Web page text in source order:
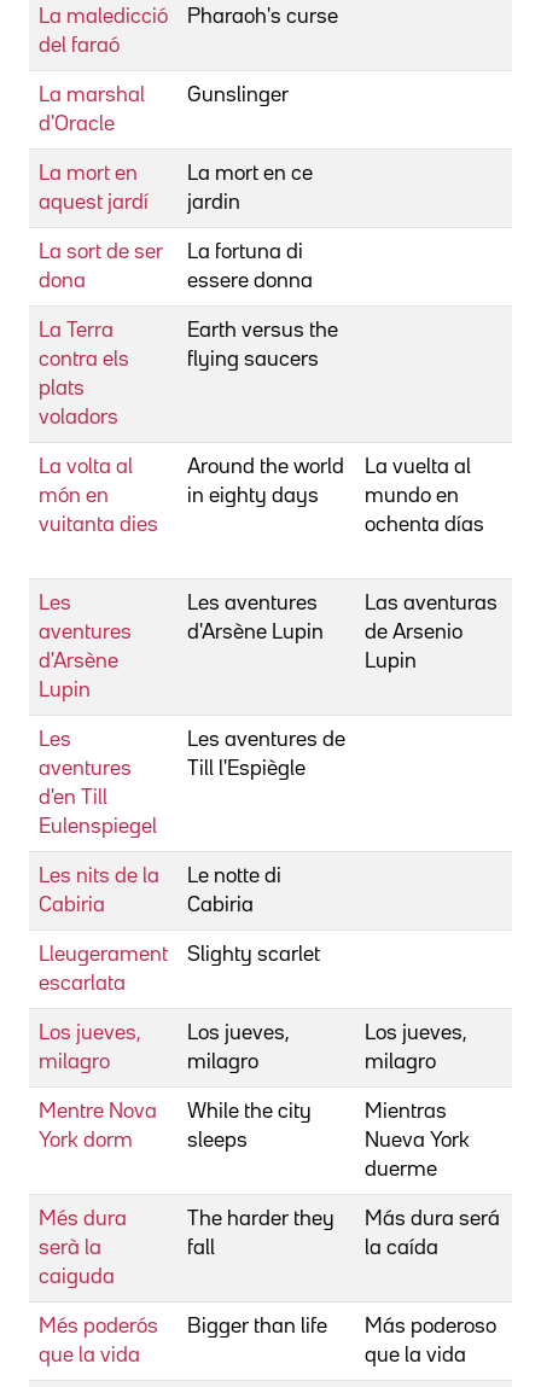
La maledicció
del faraó
Pharaoh's curse
La marshal
d'Oracle
Gunslinger
La mort en
aquest jardí
La mort en ce
jardin
La sort de ser
dona
La fortuna di
essere donna
La Terra
contra els
plats
voladors
Earth versus the
flying saucers
La volta al
món en
vuitanta dies
Around the world
in eighty days
La vuelta al
mundo en
ochenta días
Les
aventures
d'Arsène
Lupin
Les aventures
d'Arsène Lupin
Las aventuras
de Arsenio
Lupin
Les
aventures
d'en Till
Eulenspiegel
Les aventures de
Till l'Espiègle
Les nits de la
Cabiria
Le notte di
Cabiria
Lleugerament
escarlata
Slighty scarlet
Los jueves,
milagro
Los jueves,
milagro
Los jueves,
milagro
Mentre Nova
York dorm
While the city
sleeps
Mientras
Nueva York
duerme
Més dura
serà la
caiguda
The harder they
fall
Más dura será
la caída
Més poderós
que la vida
Bigger than life
Más poderoso
que la vida